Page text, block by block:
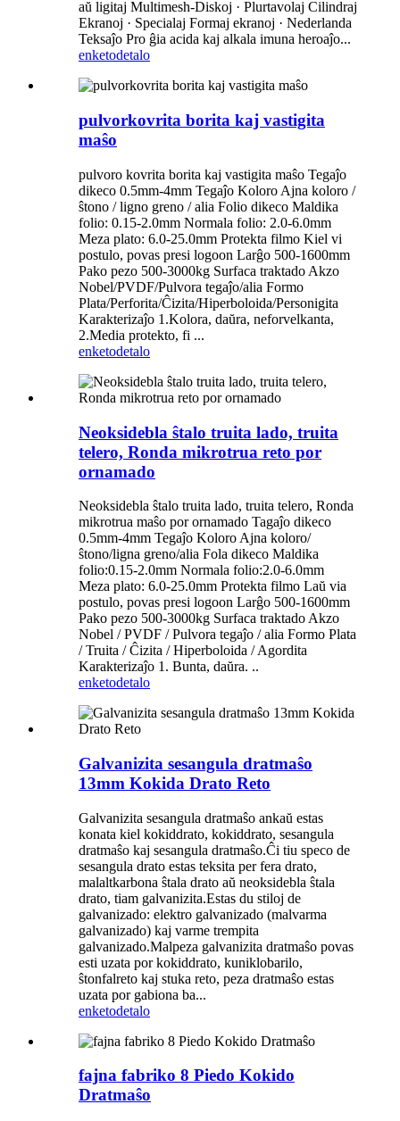
aŭ ligitaj Multimesh-Diskoj · Plurtavolaj Cilindraj
Ekranoj · Specialaj Formaj ekranoj · Nederlanda
Teksaĵo Pro ĝia acida kaj alkala imuna heroaĵo...
enketodetalo
pulvorkovrita borita kaj vastigita
maŝo
pulvoro kovrita borita kaj vastigita maŝo Tegaĵo
dikeco 0.5mm-4mm Tegaĵo Koloro Ajna koloro /
ŝtono / ligno greno / alia Folio dikeco Maldika
folio: 0.15-2.0mm Normala folio: 2.0-6.0mm
Meza plato: 6.0-25.0mm Protekta filmo Kiel vi
postulo, povas presi logoon Larĝo 500-1600mm
Pako pezo 500-3000kg Surfaca traktado Akzo
Nobel/PVDF/Pulvora tegaĵo/alia Formo
Plata/Perforita/Ĉizita/Hiperboloida/Personigita
Karakterizaĵo 1.Kolora, daŭra, neforvelkanta,
2.Media protekto, fi ...
enketodetalo
Neoksidebla ŝtalo truita lado, truita
telero, Ronda mikrotrua reto por
ornamado
Neoksidebla ŝtalo truita lado, truita telero, Ronda
mikrotrua maŝo por ornamado Tagaĵo dikeco
0.5mm-4mm Tegaĵo Koloro Ajna koloro/
ŝtono/ligna greno/alia Fola dikeco Maldika
folio:0.15-2.0mm Normala folio:2.0-6.0mm
Meza plato: 6.0-25.0mm Protekta filmo Laŭ via
postulo, povas presi logoon Larĝo 500-1600mm
Pako pezo 500-3000kg Surfaca traktado Akzo
Nobel / PVDF / Pulvora tegaĵo / alia Formo Plata
/ Truita / Ĉizita / Hiperboloida / Agordita
Karakterizaĵo 1. Bunta, daŭra. ..
enketodetalo
Galvanizita sesangula dratmaŝo
13mm Kokida Drato Reto
Galvanizita sesangula dratmaŝo ankaŭ estas
konata kiel kokiddrato, kokiddrato, sesangula
dratmaŝo kaj sesangula dratmaŝo.Ĉi tiu speco de
sesangula drato estas teksita per fera drato,
malaltkarbona ŝtala drato aŭ neoksidebla ŝtala
drato, tiam galvanizita.Estas du stiloj de
galvanizado: elektro galvanizado (malvarma
galvanizado) kaj varme trempita
galvanizado.Malpeza galvanizita dratmaŝo povas
esti uzata por kokiddrato, kuniklobarilo,
ŝtonfalreto kaj stuka reto, peza dratmaŝo estas
uzata por gabiona ba...
enketodetalo
fajna fabriko 8 Piedo Kokido
Dratmaŝo